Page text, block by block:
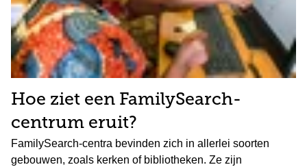
Hoe ziet een FamilySearch-
centrum eruit?
FamilySearch-centra bevinden zich in allerlei soorten
gebouwen, zoals kerken of bibliotheken. Ze zijn